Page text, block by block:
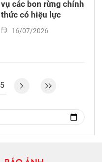
vụ các bon rừng chính
thức có hiệu lực
16/07/2026
5